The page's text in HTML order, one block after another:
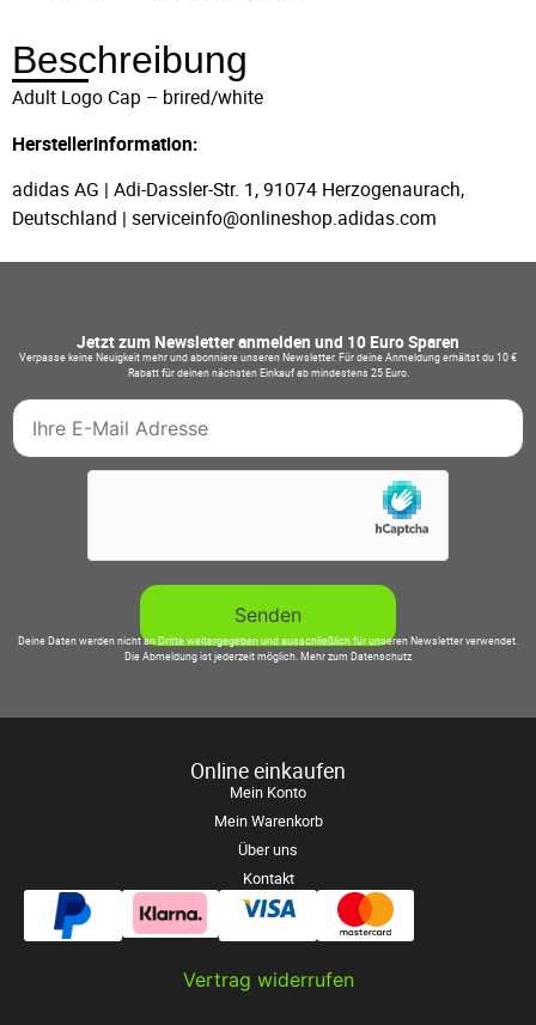
Beschreibung
Adult Logo Cap – brired/white
Herstellerinformation:
adidas AG | Adi-Dassler-Str. 1, 91074 Herzogenaurach,
Deutschland | serviceinfo@onlineshop.adidas.com
Jetzt zum Newsletter anmelden und 10 Euro Sparen
Verpasse keine Neuigkeit mehr und abonniere unseren Newsletter. Für deine Anmeldung erhältst du 10 €
Rabatt für deinen nächsten Einkauf ab mindestens 25 Euro.
Deine Daten werden nicht an Dritte weitergegeben und ausschließlich für unseren Newsletter verwendet.
Die Abmeldung ist jederzeit möglich.Mehr zum Datenschutz
Online einkaufen
Mein Konto
Mein Warenkorb
Über uns
Kontakt
Vertrag widerrufen